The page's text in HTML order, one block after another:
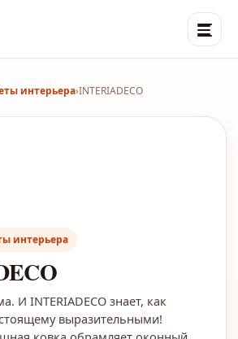
интерьера›INTERIADECO
интерьера
И INTERIADECO знает, как
выразительными!